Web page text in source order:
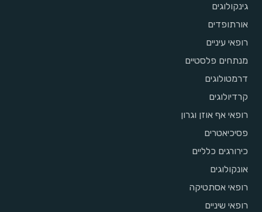
גינקולוגים
אורתופדים
רופאי עיניים
מנתחים פלסטיים
דרמטולוגים
קרדיולוגים
רופאי אף אוזן וגרון
פסיכיאטרים
כירורגים כלליים
אונקולוגים
רופאי אסתטיקה
רופאי שיניים